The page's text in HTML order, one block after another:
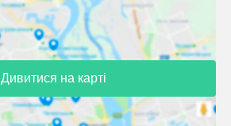
Дивитися на карті